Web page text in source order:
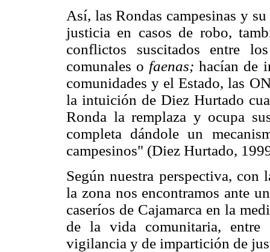
Así, las Rondas campesinas y
justicia en casos de robo,
conflictos suscitados entre
comunales o faenas; hacían de
comunidades y el Estado, las
la intuición de Diez Hurtado
Ronda la remplaza y ocupa
completa dándole un
campesinos" (Diez Hurtado,
Según nuestra perspectiva, con
la zona nos encontramos ante
caseríos de Cajamarca en la
de la vida comunitaria,
vigilancia y de impartición de